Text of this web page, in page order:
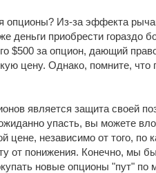
Из-за эффекта
деньги приобрести гораздо
$500 за опцион, дающий
цену. Однако, помните,
является защита своей
упасть, вы можете
цене, независимо от того,
от понижения. Конечно, мы
новые опционы "пут" по